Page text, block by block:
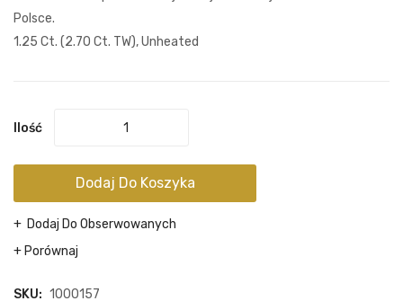
Polsce.
1.25 Ct. (2.70 Ct. TW), Unheated
Ilość
Dodaj Do Koszyka
Dodaj Do Obserwowanych
Porównaj
SKU: 1000157